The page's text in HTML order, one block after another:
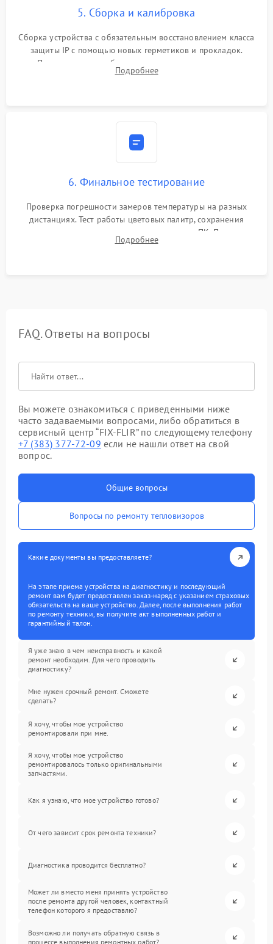
5. Сборка и калибровка
Сборка устройства с обязательным восстановлением класса
защиты IP с помощью новых герметиков и прокладок.
Программная калибровка матрицы по эталонному
абсолютно черному телу для точного измерения температур.
Подробнее
6. Финальное тестирование
Проверка погрешности замеров температуры на разных
дистанциях. Тест работы цветовых палитр, сохранения
термограмм в память и передачи данных на ПК. Проверка
автономности работы и итоговый контроль качества.
Подробнее
FAQ. Ответы на вопросы
Вы можете ознакомиться с приведенными ниже
часто задаваемыми вопросами, либо обратиться в
сервисный центр “FIX-FLIR” по следующему телефону
+7 (383) 377-72-09 если не нашли ответ на свой
вопрос.
Общие вопросы
Вопросы по ремонту тепловизоров
Какие документы вы предоставляете?
На этапе приема устройства на диагностику и последующий
ремонт вам будет предоставлен заказ-наряд с указанием страховых
обязательств на ваше устройство. Далее, после выполнения работ
по ремонту техники, вы получите акт выполненных работ и
гарантийный талон.
Я уже знаю в чем неисправность и какой
ремонт необходим. Для чего проводить
диагностику?
Мне нужен срочный ремонт. Сможете
сделать?
Я хочу, чтобы мое устройство
ремонтировали при мне.
Я хочу, чтобы мое устройство
ремонтировалось только оригинальными
запчастями.
Как я узнаю, что мое устройство готово?
От чего зависит срок ремонта техники?
Диагностика проводится бесплатно?
Может ли вместо меня принять устройство
после ремонта другой человек, контактный
телефон которого я предоставлю?
Возможно ли получать обратную связь в
процессе выполнения ремонтных работ?